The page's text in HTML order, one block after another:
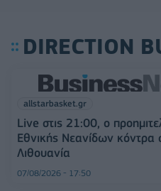
DIRECTION
allstarbasket.gr
Live στις 21:00, ο
Εθνικής Νεανίδων κόντρα
Λιθουανία
07/08/2026 - 17:50